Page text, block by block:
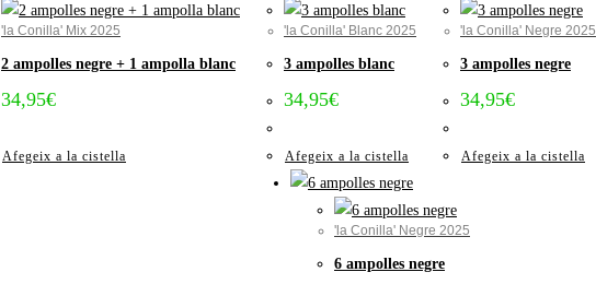
'la Conilla' Mix 2025
2 ampolles negre + 1 ampolla blanc
34,95€
Afegeix a la cistella
'la Conilla' Blanc 2025
3 ampolles blanc
34,95€
Afegeix a la cistella
'la Conilla' Negre 2025
3 ampolles negre
34,95€
Afegeix a la cistella
'la Conilla' Negre 2025
6 ampolles negre